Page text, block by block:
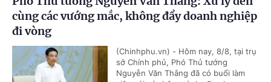
cùng các vướng mắc, không đẩy doanh nghiệp
đi vòng
(Chinhphu.vn) - Hôm nay, 8/8, tại trụ
sở Chính phủ, Phó Thủ tướng
Nguyễn Văn Thắng đã có buổi làm